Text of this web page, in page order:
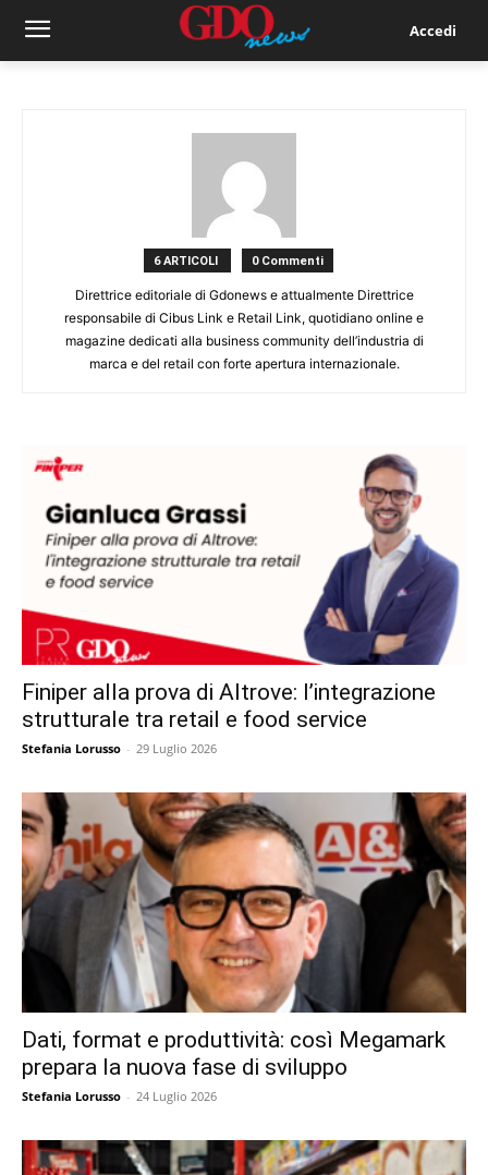
Accedi
6 ARTICOLI 0 Commenti
Direttrice editoriale di Gdonews e attualmente Direttrice
responsabile di Cibus Link e Retail Link, quotidiano online e
magazine dedicati alla business community dell’industria di
marca e del retail con forte apertura internazionale.
Finiper alla prova di Altrove: l’integrazione
strutturale tra retail e food service
Stefania Lorusso - 29 Luglio 2026
Dati, format e produttività: così Megamark
prepara la nuova fase di sviluppo
Stefania Lorusso - 24 Luglio 2026